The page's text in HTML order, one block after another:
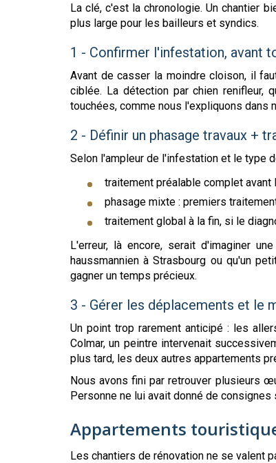
La clé, c'est la chronologie. Un chantier
plus large pour les bailleurs et syndics.
1 - Confirmer l'infestation, avant
Avant de casser la moindre cloison, il
ciblée. La détection par chien renifleur,
touchées, comme nous l'expliquons dans
2 - Définir un phasage travaux +
Selon l'ampleur de l'infestation et le type
traitement préalable complet
phasage mixte : premiers
traitement global à la fin, si le
L'erreur, là encore, serait d'imaginer
haussmannien à Strasbourg ou qu'un
gagner un temps précieux.
3 - Gérer les déplacements et le
Un point trop rarement anticipé : les
Colmar, un peintre intervenait
plus tard, les deux autres appartements
Nous avons fini par retrouver plusieurs
Personne ne lui avait donné de
Appartements
Les chantiers de rénovation ne se valent